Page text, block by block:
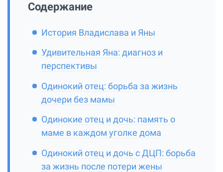
Содержание
История Владислава и Яны
Удивительная Яна: диагноз и
перспективы
Одинокий отец: борьба за жизнь
дочери без мамы
Одинокие отец и дочь: память о
маме в каждом уголке дома
Одинокий отец и дочь с ДЦП: борьба
за жизнь после потери жены